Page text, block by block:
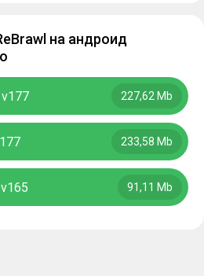
на андроид
227,62 Mb
233,58 Mb
91,11 Mb